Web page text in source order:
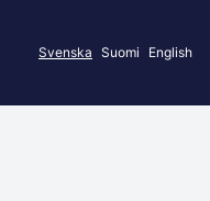
Svenska Suomi English